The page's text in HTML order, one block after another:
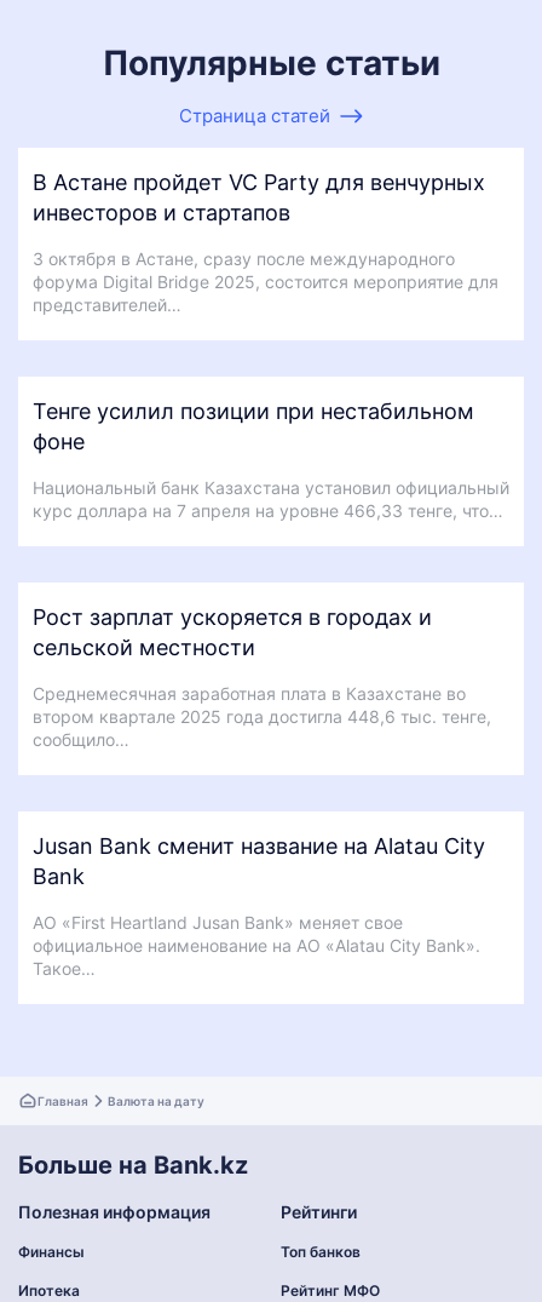
Популярные статьи
Страница статей
В Астане пройдет VC Party для венчурных
инвесторов и стартапов
3 октября в Астане, сразу после международного
форума Digital Bridge 2025, состоится мероприятие для
представителей…
Тенге усилил позиции при нестабильном
фоне
Национальный банк Казахстана установил официальный
курс доллара на 7 апреля на уровне 466,33 тенге, что…
Рост зарплат ускоряется в городах и
сельской местности
Среднемесячная заработная плата в Казахстане во
втором квартале 2025 года достигла 448,6 тыс. тенге,
сообщило…
Jusan Bank сменит название на Alatau City
Bank
АО «First Heartland Jusan Bank» меняет свое
официальное наименование на АО «Alatau City Bank».
Такое…
Главная Валюта на дату
Больше на Bank.kz
Полезная информация
Финансы
Ипотека
Рейтинги
Топ банков
Рейтинг МФО